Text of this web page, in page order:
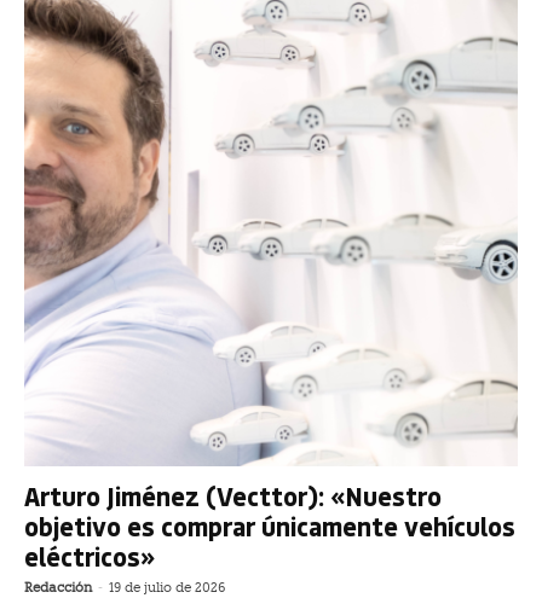
Arturo Jiménez (Vecttor): «Nuestro
objetivo es comprar únicamente vehículos
eléctricos»
Redacción - 19 de julio de 2026